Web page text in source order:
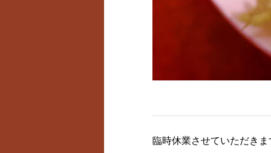
臨時休業させていただき